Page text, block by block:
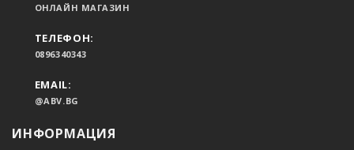
ОНЛАЙН МАГАЗИН
ТЕЛЕФОН:
0896340343
EMAIL:
@ABV.BG
ИНФОРМАЦИЯ